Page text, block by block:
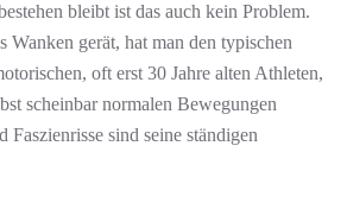
bleibt ist das auch kein Problem.
Wanken gerät, hat man den typischen
oft erst 30 Jahre alten Athleten,
scheinbar normalen Bewegungen
Faszienrisse sind seine ständigen